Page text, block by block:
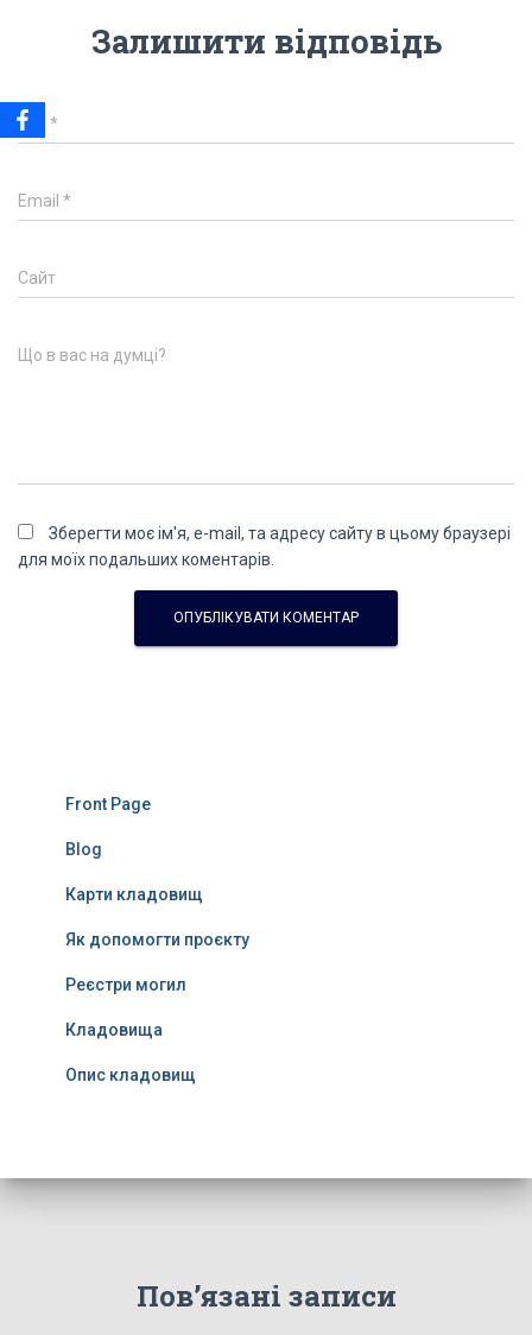
Залишити відповідь
Ім'я *
Email *
Сайт
Що в вас на думці?
Зберегти моє ім'я, e-mail, та адресу сайту в цьому браузері
для моїх подальших коментарів.
Front Page
Blog
Карти кладовищ
Як допомогти проєкту
Реєстри могил
Кладовища
Опис кладовищ
Пов’язані записи